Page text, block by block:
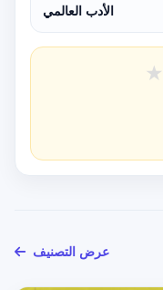
الأدب العالمي
★
عرض التصنيف